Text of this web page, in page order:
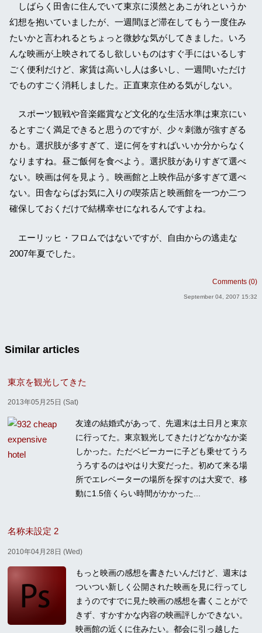
しばらく田舎に住んでいて東京に漠然とあこがれというか
幻想を抱いていましたが、一週間ほど滞在してもう一度住み
たいかと言われるとちょっと微妙な気がしてきました。いろ
んな映画が上映されてるし欲しいものはすぐ手にはいるしす
ごく便利だけど、家賃は高いし人は多いし、一週間いただけ
でものすごく消耗しました。正直東京住める気がしない。
スポーツ観戦や音楽鑑賞など文化的な生活水準は東京にい
るとすごく満足できると思うのですが、少々刺激が強すぎる
かも。選択肢が多すぎて、逆に何をすればいいか分からなく
なりますね。昼ご飯何を食べよう。選択肢がありすぎて選べ
ない。映画は何を見よう。映画館と上映作品が多すぎて選べ
ない。田舎ならばお気に入りの喫茶店と映画館を一つか二つ
確保しておくだけで結構幸せになれるんですよね。
エーリッヒ・フロムではないですが、自由からの逃走な
2007年夏でした。
Comments (0)
September 04, 2007 15:32
Similar articles
東京を観光してきた
2013年05月25日 (Sat)
友達の結婚式があって、先週末は土日月と東京
に行ってた。東京観光してきたけどなかなか楽
しかった。ただベビーカーに子ども乗せてうろ
うろするのはやはり大変だった。初めて来る場
所でエレベーターの場所を探すのは大変で、移
動に1.5倍くらい時間がかかった...
名称未設定 2
2010年04月28日 (Wed)
もっと映画の感想を書きたいんだけど、週末は
ついつい新しく公開された映画を見に行ってし
まうのですでに見た映画の感想を書くことがで
きず、すかすかな内容の映画評しかできない。
映画館の近くに住みたい。都会に引っ越した